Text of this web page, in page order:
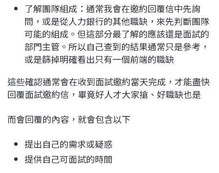
了解團隊組成：通常我會在邀約回覆信中先詢
問，或是從人力銀行的其他職缺，來先判斷團隊
可能的組成。但這部分最了解的應該還是面試的
部門主管。所以自己查到的結果通常只是參考，
或是篩掉明確看出只有一個前端的職缺
這些確認通常會在收到面試邀約當天完成，才能盡快
回覆面試邀約信，畢竟好人才大家搶、好職缺也是
而會回覆的內容，就會包含以下
提出自己的需求或疑惑
提供自己可面試的時間